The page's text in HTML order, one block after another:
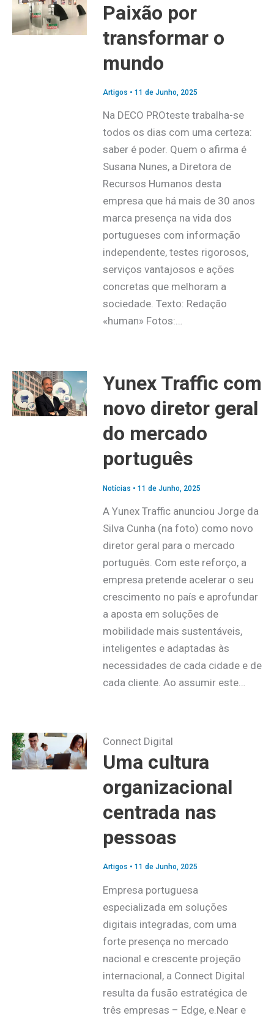
Paixão por
transformar o
mundo
Artigos • 11 de Junho, 2025
Na DECO PROteste trabalha-se
todos os dias com uma certeza:
saber é poder. Quem o afirma é
Susana Nunes, a Diretora de
Recursos Humanos desta
empresa que há mais de 30 anos
marca presença na vida dos
portugueses com informação
independente, testes rigorosos,
serviços vantajosos e ações
concretas que melhoram a
sociedade. Texto: Redação
«human» Fotos:…
Yunex Traffic com
novo diretor geral
do mercado
português
Notícias • 11 de Junho, 2025
A Yunex Traffic anunciou Jorge da
Silva Cunha (na foto) como novo
diretor geral para o mercado
português. Com este reforço, a
empresa pretende acelerar o seu
crescimento no país e aprofundar
a aposta em soluções de
mobilidade mais sustentáveis,
inteligentes e adaptadas às
necessidades de cada cidade e de
cada cliente. Ao assumir este…
Connect Digital
Uma cultura
organizacional
centrada nas
pessoas
Artigos • 11 de Junho, 2025
Empresa portuguesa
especializada em soluções
digitais integradas, com uma
forte presença no mercado
nacional e crescente projeção
internacional, a Connect Digital
resulta da fusão estratégica de
três empresas – Edge, e.Near e